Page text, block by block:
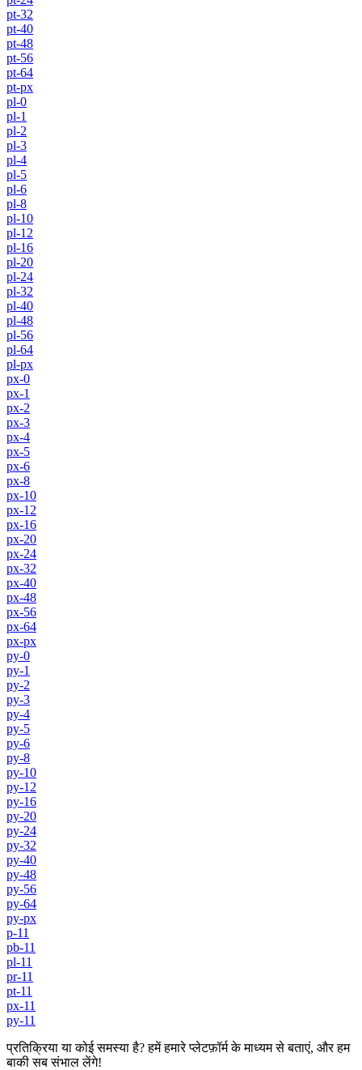
pt-32
pt-40
pt-48
pt-56
pt-64
pt-px
pl-0
pl-1
pl-2
pl-3
pl-4
pl-5
pl-6
pl-8
pl-10
pl-12
pl-16
pl-20
pl-24
pl-32
pl-40
pl-48
pl-56
pl-64
pl-px
px-0
px-1
px-2
px-3
px-4
px-5
px-6
px-8
px-10
px-12
px-16
px-20
px-24
px-32
px-40
px-48
px-56
px-64
px-px
py-0
py-1
py-2
py-3
py-4
py-5
py-6
py-8
py-10
py-12
py-16
py-20
py-24
py-32
py-40
py-48
py-56
py-64
py-px
p-11
pb-11
pl-11
pr-11
pt-11
px-11
py-11
प्रतिक्रिया या कोई समस्या है? हमें हमारे प्लेटफ़ॉर्म के माध्यम से बताएं, और हम
बाकी सब संभाल लेंगे!